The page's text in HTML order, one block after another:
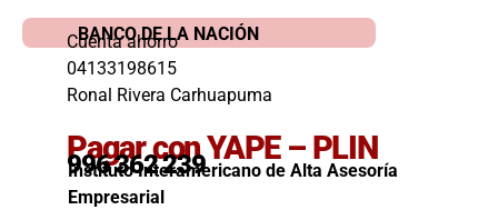
BANCO DE LA NACIÓN
Cuenta ahorro
04133198615
Ronal Rivera Carhuapuma
Pagar con YAPE – PLIN
996 362 239
Instituto Interamericano de Alta Asesoría
Empresarial